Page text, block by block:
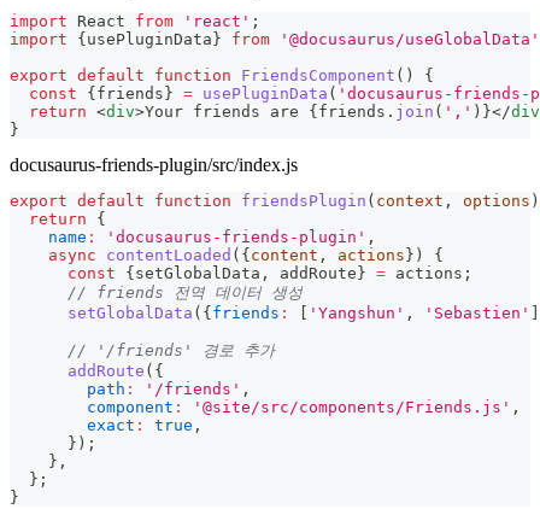
import React from 'react' ;
import
{ usePluginData } from
'@docusaurus/useGlobalData'
export default function FriendsComponent ( )
{
const
{ friends } = usePluginData ( 'docusaurus-
return <div>Your friends are { friends . join ( ',' ) }</div
}
docusaurus-friends-plugin/src/index.js
export default function friendsPlugin ( context , options )
return
{
name : 'docusaurus-friends-plugin' ,
async
contentLoaded ( { content , actions } )
{
const
{ setGlobalData , addRoute } = actions ;
// friends 전역 데이터 생성
setGlobalData ( { friends : 'Yangshun' , 'Sebastien'
// '/friends' 경로 추가
addRoute ( {
path : '/friends' ,
component : '@site/src/components/Friends.js' ,
exact : true ,
} ) ;
} ,
} ;
}